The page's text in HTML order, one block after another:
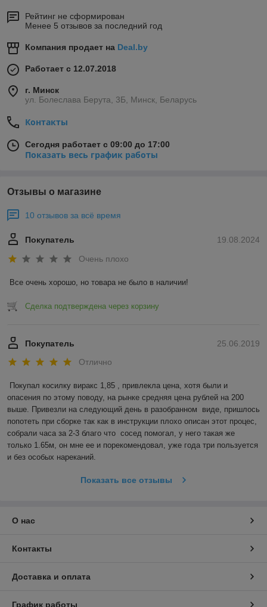
Рейтинг не сформирован
Менее 5 отзывов за последний год
Компания продает на Deal.by
Работает с 12.07.2018
г. Минск
ул. Болеслава Берута, 3Б, Минск, Беларусь
Контакты
Сегодня работает с 09:00 до 17:00
Показать весь график работы
Отзывы о магазине
10 отзывов за всё время
19.08.2024
Покупатель
Очень плохо
Все очень хорошо, но товара не было в наличии!
Сделка подтверждена через корзину
25.06.2019
Покупатель
Отлично
Покупал косилку виракс 1,85 , привлекла цена, хотя были и
опасения по этому поводу, на рынке средняя цена рублей на 200
выше. Привезли на следующий день в разобранном  виде, пришлось
попотеть при сборке так как в инструкции плохо описан этот процес,
собрали часа за 2-3 благо что  сосед помогал, у него такая же
только 1.65м, он мне ее и порекомендовал, уже года три пользуется
и без особых нареканий.
Показать все отзывы
О нас
Контакты
Доставка и оплата
График работы